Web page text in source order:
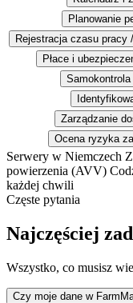
Planowanie
Rejestracja czasu pracy
Płace i
Samokontrola
Zarządzanie
Ocena ryzyka
Serwery w Niemczech
powierzenia (AVV)
każdej chwili
Częste pytania
Najczęściej
Wszystko, co musisz
Czy moje dane w